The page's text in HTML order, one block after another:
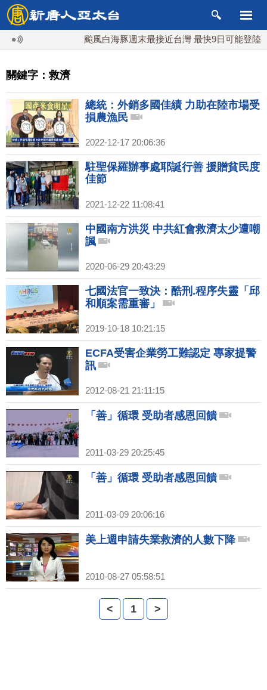
颱風白海豚週末最接近台灣 最快9日可能登陸中
關鍵字：救濟
總統：外銷多國佳績 力助在陸市場受
損農漁民
2022-12-17 20:06:36
駐聖保羅辦事處耶誕行善 援贈貧民度
佳節
2021-12-22 11:08:41
中國南方洪災 中共紅會救濟太少遭嘲
諷
2020-06-29 20:43:29
七國法官一致決：酷刑.程序失靈「邱
和順案需重審」
2019-10-18 10:21:15
ECFA受害企業勞工難認定 專家提警
訊
2012-08-21 21:11:15
「善」循環 受助者感恩回饋
2011-03-29 20:25:45
「善」循環 受助者感恩回饋
2011-03-09 20:06:16
美上週申請失業救濟的人數下降
2010-08-27 05:58:51
< 1 >